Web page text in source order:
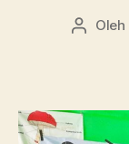
Penulis
Oleh